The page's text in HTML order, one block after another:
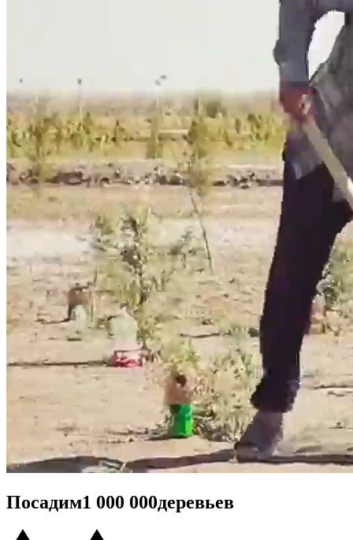
Посадим1 000 000деревьев